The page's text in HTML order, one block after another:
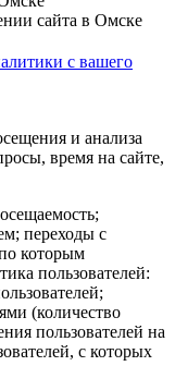
с вашего
и анализа
время на сайте,
переходы с
которым
пользователей:
(количество
пользователей на
с которых